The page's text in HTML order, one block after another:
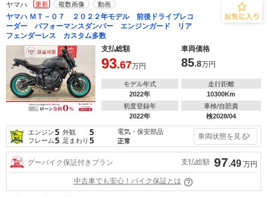
ヤマハ 更新 複数画像 動画
ヤマハ ＭＴ－０７ ２０２２年モデル 前後ドライブレコ
ーダー パフォーマンスダンパー エンジンガード リア
フェンダーレス カスタム多数
支払総額
車両価格
93.67万円 85.8万円
モデル年式
2022年
走行距離
10300Km
初度登録年
2022年
車検/自賠責
検2028/04
エンジン5 外観 5
フレーム5 足まわり 5
電気・保安部品
正常
車両状態を見る
グーバイク保証付きプラン 支払総額 97.49 万円
中古車でも安心！バイク保証とは